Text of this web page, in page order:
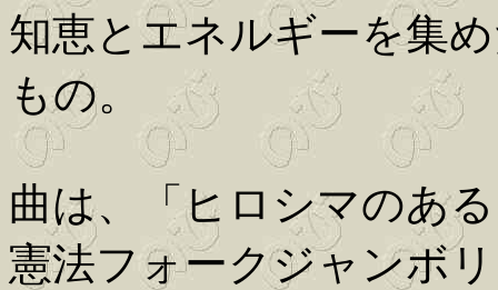
知恵とエネルギーを集
もの。
曲は、「ヒロシマのあ
憲法フォークジャンボ